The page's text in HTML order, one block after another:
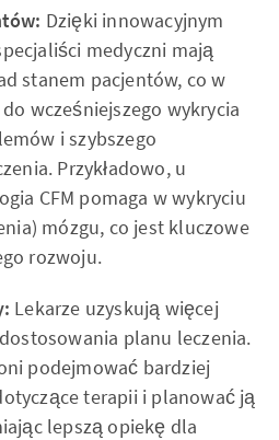
Dzięki innowacyjnym
medyczni mają
stanem pacjentów, co w
wcześniejszego wykrycia
i szybszego
Przykładowo, u
CFM pomaga w wykryciu
mózgu, co jest kluczowe
rozwoju.
Lekarze uzyskują więcej
planu leczenia.
podejmować bardziej
terapii i planować ją
lepszą opiekę dla